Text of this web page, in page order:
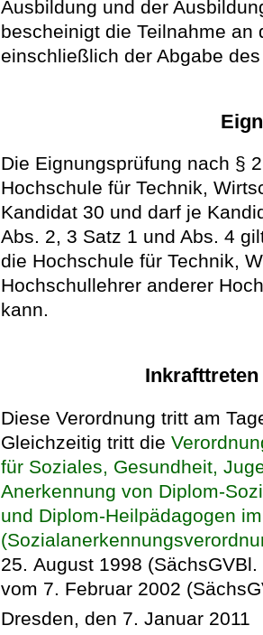
Ausbildung und der
bescheinigt die Teilnahme an
einschließlich der Abgabe
Die Eignungsprüfung nach §
Hochschule für Technik,
Kandidat 30 und darf je
Abs. 2, 3 Satz 1 und Abs. 4
die Hochschule für Technik,
Hochschullehrer anderer
kann.
Diese Verordnung tritt am
Gleichzeitig tritt die
für Soziales, Gesundheit,
Anerkennung von Diplom-
und Diplom-Heilpädagogen
25. August 1998
vom 7. Februar 2002
Dresden, den 7. Januar 2011